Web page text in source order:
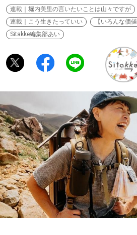
暮らす
みがく
育む
深める
ゆるむ
SitakkeTV
LOCAL ローカルエリア
all
連載｜堀内美里の言いたいことは山々ですが
連載｜こう生きたっていい
【いろんな価
Sitakke編集部あい